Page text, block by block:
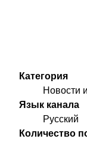
Категория
Новости
Язык канала
Русский
Количество